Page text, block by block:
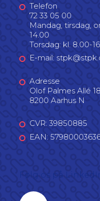
Telefon
72 33 05 00
Mandag, tirsdag,
14.00
Torsdag: kl. 8.00-
E-mail:
Adresse
Olof Palmes Allé
8200 Aarhus N
CVR: 39850885
EAN:
Linkedin profil